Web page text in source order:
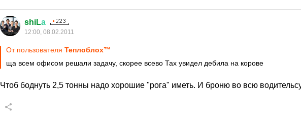
shiLа
12:00, 08.02.2011
От пользователя Теплоблох™
ща всем офисом решали задачу, скорее всево Тах увидел дебила на корове
Чтоб боднуть 2,5 тонны надо хорошие "рога" иметь. И броню во всю